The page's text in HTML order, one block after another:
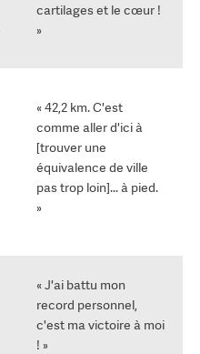
cartilages et le cœur !
»
« 42,2 km. C'est
comme aller d'ici à
[trouver une
équivalence de ville
pas trop loin]... à pied.
»
« J'ai battu mon
record personnel,
c'est ma victoire à moi
! »